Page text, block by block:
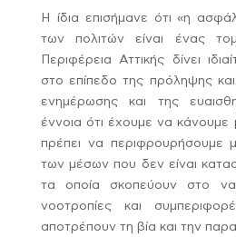
Η ίδια επισήμανε ότι «η
των πολιτών είναι ένας
Περιφέρεια Αττικής δίνει
στο επίπεδο της πρόληψης
ενημέρωσης και της
έννοια ότι έχουμε να
πρέπει να περιφρουρήσουμε
των μέσων που δεν είναι
τα οποία σκοπεύουν στο
νοοτροπίες και
αποτρέπουν τη βία και την